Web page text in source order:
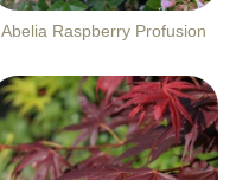
Abelia Raspberry Profusion